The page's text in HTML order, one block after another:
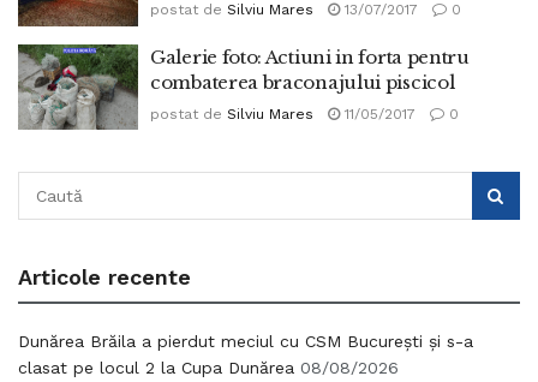
postat de Silviu Mares 13/07/2017 0
Galerie foto: Actiuni in forta pentru
combaterea braconajului piscicol
postat de Silviu Mares 11/05/2017 0
Articole recente
Dunărea Brăila a pierdut meciul cu CSM București și s-a
clasat pe locul 2 la Cupa Dunărea 08/08/2026